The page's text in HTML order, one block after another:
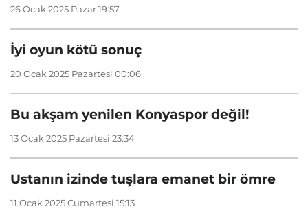
26 Ocak 2025 Pazar 19:57
İyi oyun kötü sonuç
20 Ocak 2025 Pazartesi 00:06
Bu akşam yenilen Konyaspor değil!
13 Ocak 2025 Pazartesi 23:34
Ustanın izinde tuşlara emanet bir ömre
11 Ocak 2025 Cumartesi 15:13